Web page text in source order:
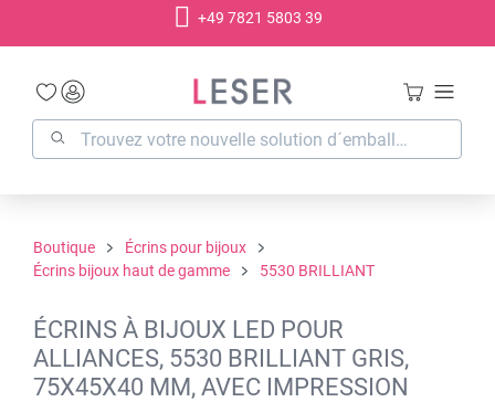
+49 7821 5803 39
Boutique
Écrins pour bijoux
Écrins bijoux haut de gamme
5530 BRILLIANT
ÉCRINS À BIJOUX LED POUR
ALLIANCES, 5530 BRILLIANT GRIS,
75X45X40 MM, AVEC IMPRESSION